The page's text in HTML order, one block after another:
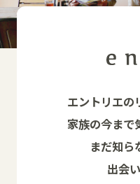
エントリエの
家族の今まで
まだ知ら
出会